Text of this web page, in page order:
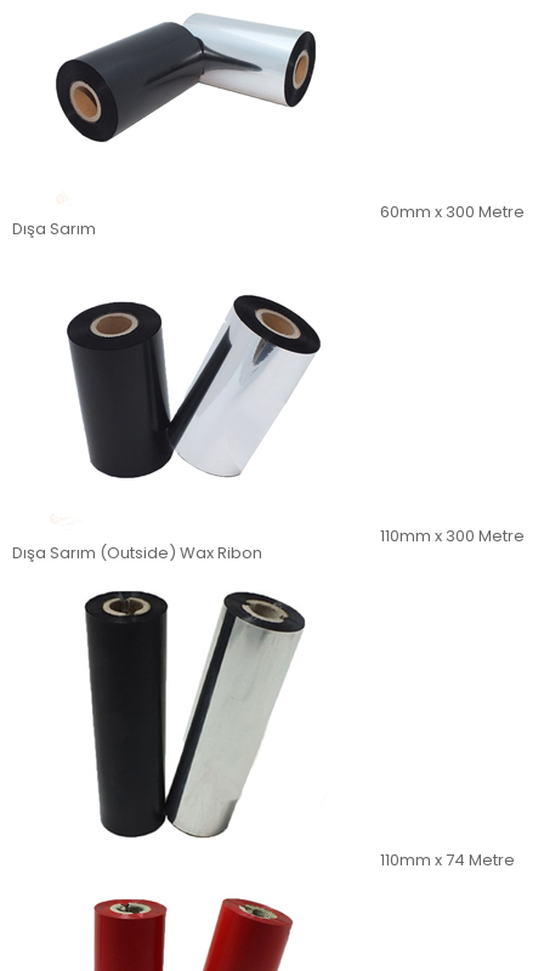
60mm x 300 Metre
Dışa Sarım
110mm x 300 Metre
Dışa Sarım (Outside) Wax Ribon
110mm x 74 Metre